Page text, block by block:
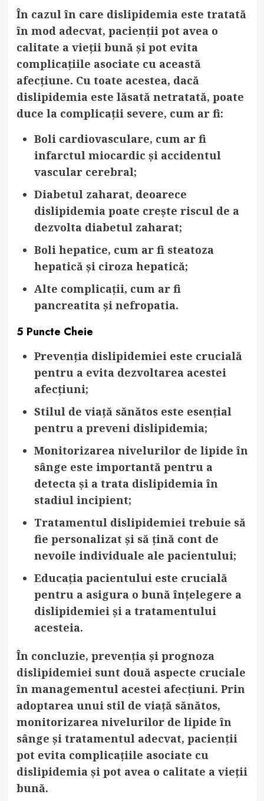
În cazul în care dislipidemia este tratată
în mod adecvat, pacienții pot avea o
calitate a vieții bună și pot evita
complicațiile asociate cu această
afecțiune. Cu toate acestea, dacă
dislipidemia este lăsată netratată, poate
duce la complicații severe, cum ar fi:
Boli cardiovasculare, cum ar fi
infarctul miocardic și accidentul
vascular cerebral;
Diabetul zaharat, deoarece
dislipidemia poate crește riscul de a
dezvolta diabetul zaharat;
Boli hepatice, cum ar fi steatoza
hepatică și ciroza hepatică;
Alte complicații, cum ar fi
pancreatita și nefropatia.
5 Puncte Cheie
Prevenția dislipidemieieste crucială
pentru a evita dezvoltarea acestei
afecțiuni;
Stilul de viață sănătoseste esențial
pentru a preveni dislipidemia;
Monitorizarea nivelurilor de lipide în
sânge este importantă pentru a
detecta și a trata dislipidemia în
stadiul incipient;
Tratamentul dislipidemieitrebuie să
fie personalizat și să țină cont de
nevoile individuale ale pacientului;
Educația pacientuluieste crucială
pentru a asigura o bună înțelegere a
dislipidemiei și a tratamentului
acesteia.
În concluzie, prevenția și prognoza
dislipidemiei sunt două aspecte cruciale
în managementul acestei afecțiuni. Prin
adoptarea unui stil de viață sănătos,
monitorizarea nivelurilor de lipide în
sânge și tratamentul adecvat, pacienții
pot evita complicațiile asociate cu
dislipidemia și pot avea o calitate a vieții
bună.